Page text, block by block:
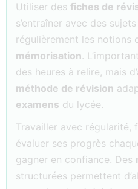
Utiliser des fiches de
s’entraîner avec des
régulièrement les notions
mémorisation.
des heures à relire, mais
méthode de révision
examens du lycée.
Travailler avec régularité,
évaluer ses progrès
gagner en confiance. Des
structurées permettent